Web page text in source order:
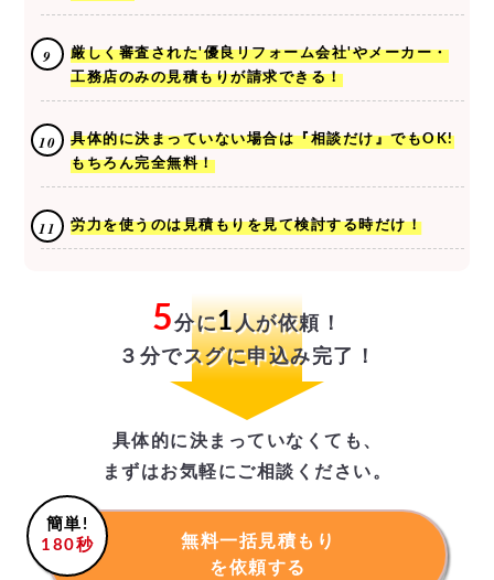
厳しく審査された'優良リフォーム会社'やメーカー・
工務店のみの見積もりが請求できる！
具体的に決まっていない場合は『相談だけ』でもOK!
もちろん完全無料！
労力を使うのは見積もりを見て検討する時だけ！
5分に1人が依頼！
３分でスグに申込み完了！
具体的に決まっていなくても、
まずはお気軽にご相談ください。
簡単!
180秒
無料一括見積もり
を依頼する